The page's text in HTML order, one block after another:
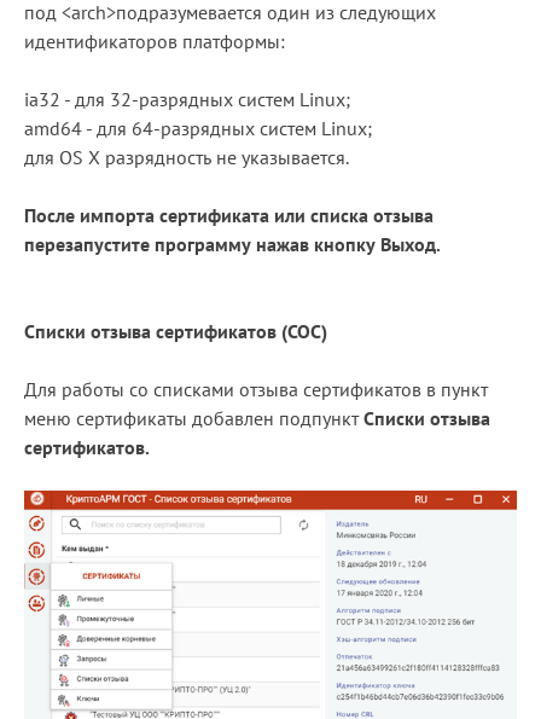
под <arch>подразумевается один из следующих
идентификаторов платформы:
ia32 - для 32-разрядных систем Linux;
amd64 - для 64-разрядных систем Linux;
для OS X разрядность не указывается.
После импорта сертификата или списка отзыва
перезапустите программу нажав кнопку Выход.
Списки отзыва сертификатов (СОС)
Для работы со списками отзыва сертификатов в пункт
меню сертификаты добавлен подпунктСписки отзыва
сертификатов.